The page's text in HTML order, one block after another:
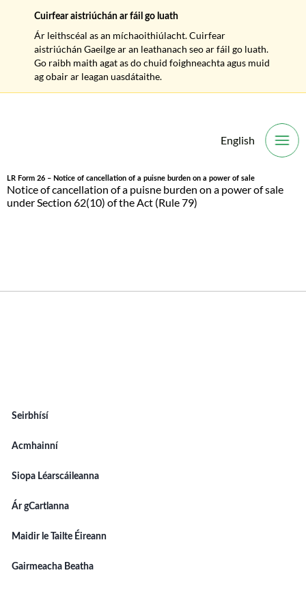
English
LR Form 26 – Notice of cancellation of a puisne burden on a power of sale
Notice of cancellation of a puisne burden on a power of sale
under Section 62(10) of the Act (Rule 79)
Seirbhísí
Acmhainní
Siopa Léarscáileanna
Ár gCartlanna
Maidir le Tailte Éireann
Gairmeacha Beatha
Cuirfear aistriúchán ar fáil go luath
Ár leithscéal as an míchaoithiúlacht. Cuirfear
aistriúchán Gaeilge ar an leathanach seo ar fáil go luath.
Go raibh maith agat as do chuid foighneachta agus muid
ag obair ar leagan uasdátaithe.